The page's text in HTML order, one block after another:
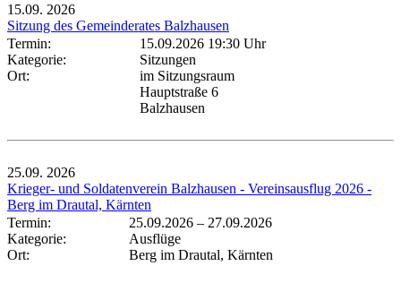
15.09. 2026
Sitzung des Gemeinderates Balzhausen
Termin:
15.09.2026 19:30 Uhr
Kategorie:
Sitzungen
Ort:
im Sitzungsraum
Hauptstraße 6
Balzhausen
25.09. 2026
Krieger- und Soldatenverein Balzhausen - Vereinsausflug 2026 -
Berg im Drautal, Kärnten
Termin:
25.09.2026 – 27.09.2026
Kategorie:
Ausflüge
Ort:
Berg im Drautal, Kärnten